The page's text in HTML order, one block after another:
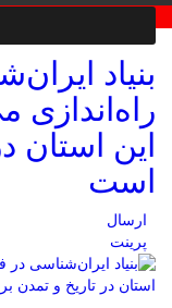
بنیاد
راه‌اندازی
این استان
است
ارسال
پرینت